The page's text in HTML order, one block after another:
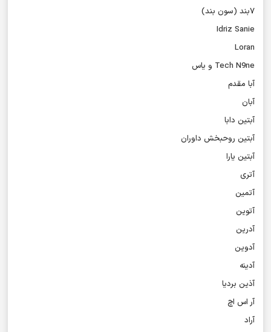
۷بند (سون بند)
Idriz Sanie
Loran
Tech N9ne و یاس
آبا مقدم
آبان
آبتین دابا
آبتین روحبخش داوران
آبتین یارا
آتری
آتمین
آتوین
آدرین
آدوین
آدینه
آذین بردیا
آر اس اچ
آراد